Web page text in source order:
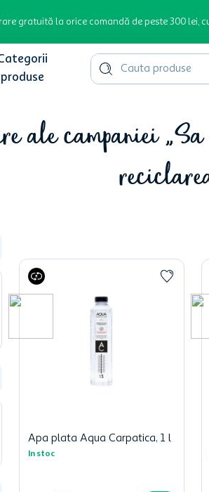
gratuită la orice comandă de peste 300 lei,
Cauta produse
star
igienica
ale campaniei
Apa plata Aqua Carpatica, 1 l
In stoc